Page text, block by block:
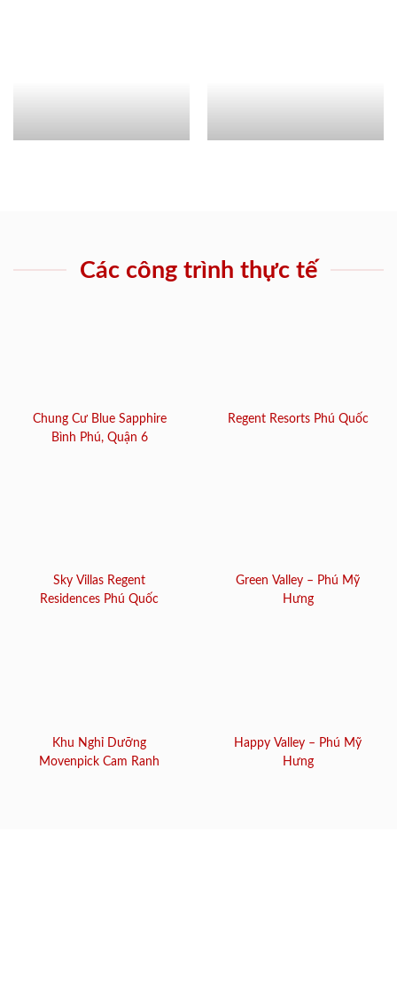
Các công trình thực tế
Chung Cư Blue Sapphire
Bình Phú, Quận 6
Regent Resorts Phú Quốc
Sky Villas Regent
Residences Phú Quốc
Green Valley – Phú Mỹ
Hưng
Khu Nghỉ Dưỡng
Movenpick Cam Ranh
Happy Valley – Phú Mỹ
Hưng